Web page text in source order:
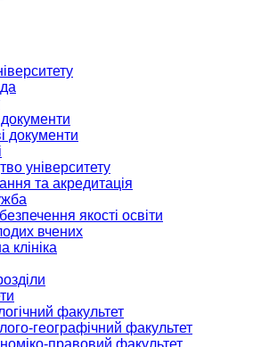
документи
університету
та акредитація
якості освіти
вчених
клініка
факультет
географічний факультет
правовий факультет